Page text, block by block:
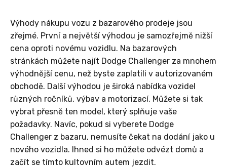
Výhody nákupu vozu z bazarového prodeje jsou
zřejmé. První a největší výhodou je samozřejmě nižší
cena oproti novému vozidlu. Na bazarových
stránkách můžete najít Dodge Challenger za mnohem
výhodnější cenu, než byste zaplatili v autorizovaném
obchodě. Další výhodou je široká nabídka vozidel
různých ročníků, výbav a motorizací. Můžete si tak
vybrat přesně ten model, který splňuje vaše
požadavky. Navíc, pokud si vyberete Dodge
Challenger z bazaru, nemusíte čekat na dodání jako u
nového vozidla. Ihned si ho můžete odvézt domů a
začít se tímto kultovním autem jezdit.